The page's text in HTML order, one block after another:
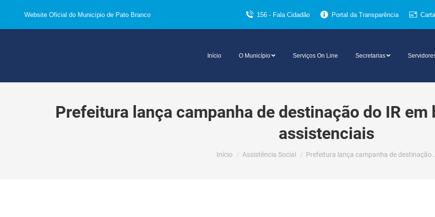
Website Oficial do Município de Pato Branco 156 - Fala Cidadão Portal da Transparência
Início O Município Serviços On Line Secretarias
Prefeitura lança campanha de destinação do IR
assistenciais
Você está aqui:
Início Assistência Social Prefeitura lança campanha de destinação…